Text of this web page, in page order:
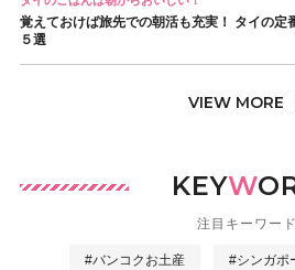
覚えておけば旅先での朝活も充実！ タイの定
５選
VIEW MORE
KEYW
注目キーワード
#バンコクお土産 #シンガポ